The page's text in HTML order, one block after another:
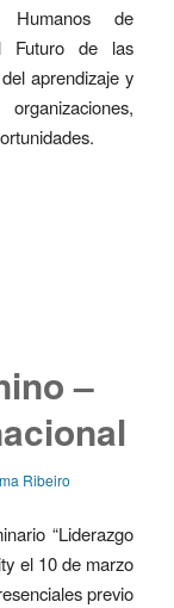
Humanos de
Futuro de las
aprendizaje y
–
Ribeiro
“Liderazgo
el 10de marzo
previo